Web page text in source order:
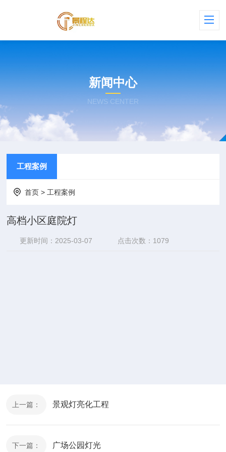
新闻中心
NEWS CENTER
工程案例
首页 > 工程案例
高档小区庭院灯
更新时间：2025-03-07 点击次数：1079
上一篇： 景观灯亮化工程
下一篇： 广场公园灯光